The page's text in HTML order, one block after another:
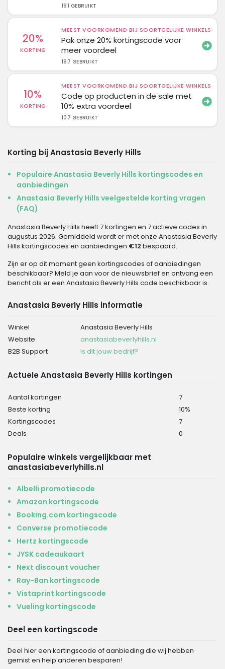
191 GEBRUIKT
20%
KORTING
MEEST VOORKOMEND BIJ SOORTGELIJKE WINKELS
Pak onze 20% kortingscode voor
meer voordeel
197 GEBRUIKT
10%
KORTING
MEEST VOORKOMEND BIJ SOORTGELIJKE WINKELS
Code op producten in de sale met
10% extra voordeel
107 GEBRUIKT
Korting bij Anastasia Beverly Hills
Populaire Anastasia Beverly Hills kortingscodes en
aanbiedingen
Anastasia Beverly Hills veelgestelde korting vragen
(FAQ)
Anastasia Beverly Hills heeft 7 kortingen en 7 actieve codes in
augustus 2026. Gemiddeld wordt er met onze Anastasia Beverly
Hills kortingscodes en aanbiedingen €12 bespaard.
Zijn er op dit moment geen kortingscodes of aanbiedingen
beschikbaar? Meld je aan voor de nieuwsbrief en ontvang een
bericht als er een Anastasia Beverly Hills code beschikbaar is.
Anastasia Beverly Hills informatie
Winkel
Anastasia Beverly Hills
Website
anastasiabeverlyhills.nl
B2B Support
Is dit jouw bedrijf?
Actuele Anastasia Beverly Hills kortingen
Aantal kortingen
7
Beste korting
10%
Kortingscodes
7
Deals
0
Populaire winkels vergelijkbaar met
anastasiabeverlyhills.nl
Albelli promotiecode
Amazon kortingscode
Booking.com kortingscode
Converse promotiecode
Hertz kortingscode
JYSK cadeaukaart
Next discount voucher
Ray-Ban kortingscode
Vistaprint kortingscode
Vueling kortingscode
Deel een kortingscode
Deel hier een kortingscode of aanbieding die wij hebben
gemist en help anderen besparen!